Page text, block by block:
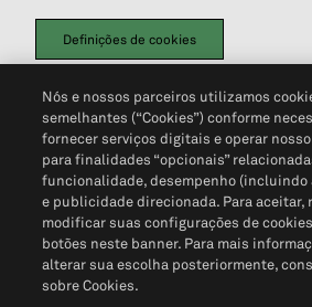
Definições de cookies
Política de PrivacidadePortal de privacidade
Não Venda Minhas Informações Pessoais©
Nós e nossos parceiros utilizamos
semelhantes (“Cookies”) conforme
fornecer serviços digitais e operar
para finalidades “opcionais”
funcionalidade, desempenho (incluindo
e publicidade direcionada. Para aceitar,
modificar suas configurações de
botões neste banner. Para mais
alterar sua escolha posteriormente,
sobre Cookies.